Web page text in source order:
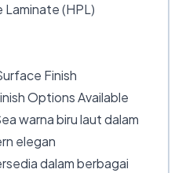
Laminate (HPL)
Finish
Options Available
warna biru laut dalam
elegan
dalam berbagai